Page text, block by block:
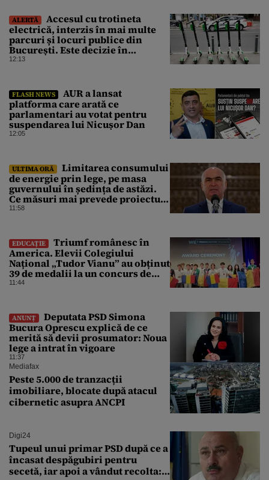
ALERTĂ
Accesul cu trotineta
electrică, interzis în mai multe
parcuri și locuri publice din
București. Este decizie în
premieră, iar amenzile sunt
12:13
FLASH NEWS
AUR a lansat
platforma care arată ce
parlamentari au votat pentru
suspendarea lui Nicușor Dan
12:05
ULTIMA ORĂ
Limitarea consumului
de energie prin lege, pe masa
guvernului în ședința de astăzi.
Ce măsuri mai prevede proiectul
în caz de pandemie, cutremur sau
11:58
EDUCAȚIE
Triumf românesc în
America. Elevii Colegiului
Național „Tudor Vianu” au obținut
39 de medalii la un concurs de
științe
11:44
ANUNȚ
Deputata PSD Simona
Bucura Oprescu explică de ce
merită să devii prosumator: Noua
lege a intrat în vigoare
11:37
Mediafax
Peste 5.000 de tranzacții
imobiliare, blocate după atacul
cibernetic asupra ANCPI
Digi24
Tupeul unui primar PSD după ce a
încasat despăgubiri pentru
secetă, iar apoi a vândut recolta: